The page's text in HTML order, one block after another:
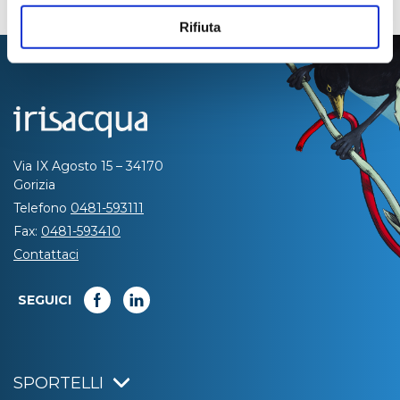
Rifiuta
Via IX Agosto 15 – 34170
Gorizia
Telefono 0481-593111
Fax: 0481-593410
Contattaci
SEGUICI
SPORTELLI